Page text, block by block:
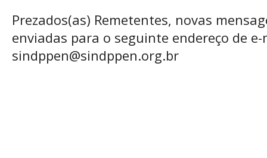
Prezados(as) Remetentes, novas
enviadas para o seguinte endereço de e-
sindppen@sindppen.org.br